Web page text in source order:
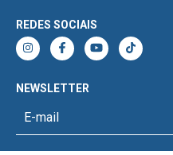
REDES SOCIAIS
NEWSLETTER